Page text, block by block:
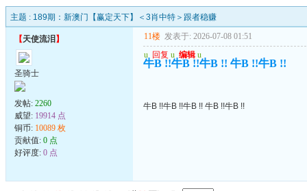
主题 : 189期：新澳门【赢定天下】＜3肖中特＞跟者稳赚
【天使流泪 】
圣骑士
发帖: 2260
威望: 19914 点
铜币: 10089 枚
贡献值: 0 点
好评度: 0 点
11楼 发表于: 2026-07-08 01:51
u 回复 u 编辑 u
牛B !!牛B !!牛B !! 牛B !!牛B !!
牛B !!牛B !!牛B !! 牛B !!牛B !!